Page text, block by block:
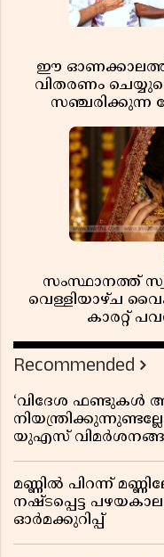
ഈ ഓണക്കാലത്ത്
വിതരണം
സഞ്ചരിക്കുന്ന
സംസ്ഥാനത്ത്
വെള്ളിയാഴ്ച
കാരറ്റ്
Recommended
‘വിദേശ ഫണ്ടുകൾ
യുഎസ്
മണ്ണിൽ പിറന്ന്
നഷ്ടപ്പെട്ട
ഓർമക്കുറിപ്പ്